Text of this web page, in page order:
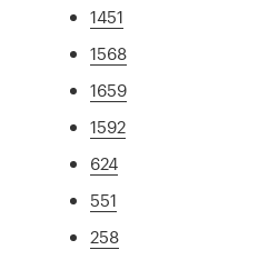
1451
1568
1659
1592
624
551
258